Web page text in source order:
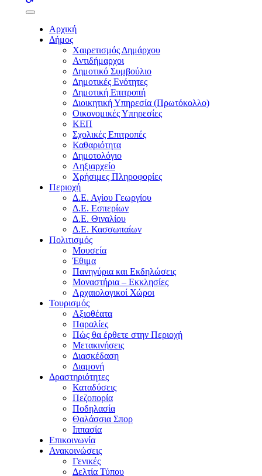
buttons
Αρχική
Δήμος
Χαιρετισμός Δημάρχου
Αντιδήμαρχοι
Δημοτικό Συμβούλιο
Δημοτικές Ενότητες
Δημοτική Επιτροπή
Διοικητική Υπηρεσία (Πρωτόκολλο)
Οικονομικές Υπηρεσίες
ΚΕΠ
Σχολικές Επιτροπές
Καθαριότητα
Δημοτολόγιο
Ληξιαρχείο
Χρήσιμες Πληροφορίες
Περιοχή
Δ.Ε. Αγίου Γεωργίου
Δ.Ε. Εσπερίων
Δ.Ε. Θιναλίου
Δ.Ε. Κασσωπαίων
Πολιτισμός
Μουσεία
Έθιμα
Πανηγύρια και Εκδηλώσεις
Μοναστήρια – Εκκλησίες
Αρχαιολογικοί Χώροι
Τουρισμός
Αξιοθέατα
Παραλίες
Πώς θα έρθετε στην Περιοχή
Μετακινήσεις
Διασκέδαση
Διαμονή
Δραστηριότητες
Καταδύσεις
Πεζοπορία
Ποδηλασία
Θαλάσσια Σπορ
Ιππασία
Επικοινωνία
Ανακοινώσεις
Γενικές
Δελτία Τύπου